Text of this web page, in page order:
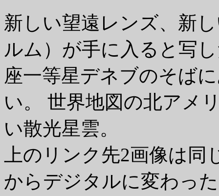
新しい望遠レンズ、新
ルム）が手に入ると写
座一等星デネブのそば
い。 世界地図の北アメ
い散光星雲。
上のリンク先2画像は
からデジタルに変わっ